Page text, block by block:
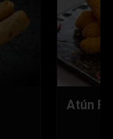
Atún